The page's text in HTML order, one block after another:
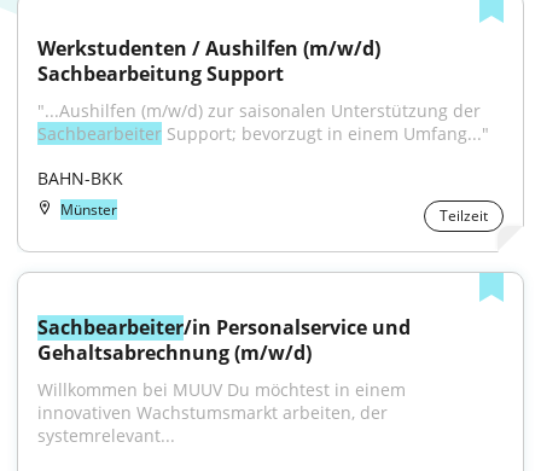
Werkstudenten / Aushilfen (m/w/d)
Sachbearbeitung Support
Sachbearbeiter Support; bevorzugt in einem Umfang..."
BAHN-BKK
Münster Teilzeit
Sachbearbeiter/in Personalservice und
Gehaltsabrechnung (m/w/d)
Willkommen bei MUUV Du möchtest in einem
innovativen Wachstumsmarkt arbeiten, der
systemrelevant...